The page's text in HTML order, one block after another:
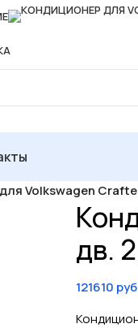
Volkswagen
дв.
121610